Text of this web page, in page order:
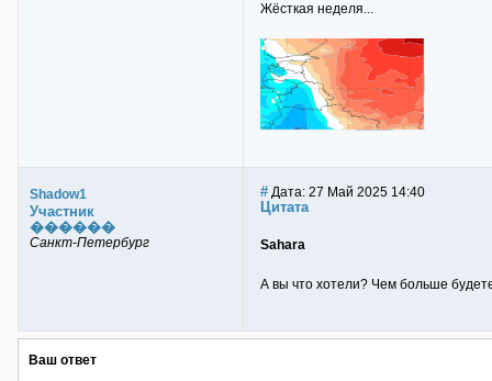
Жёсткая неделя...
Shadow1
Участник
������
Санкт-Петербург
# Дата: 27 Май 2025 14:40
Цитата
Sahara
А вы что хотели? Чем больше
Ваш ответ